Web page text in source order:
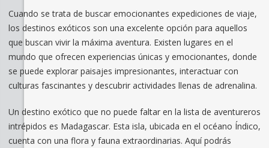
Cuando se trata de buscar emocionantes expediciones de viaje,
los destinos exóticos son una excelente opción para aquellos
que buscan vivir la máxima aventura. Existen lugares en el
mundo que ofrecen experiencias únicas y emocionantes, donde
se puede explorar paisajes impresionantes, interactuar con
culturas fascinantes y descubrir actividades llenas de adrenalina.
Un destino exótico que no puede faltar en la lista de aventureros
intrépidos es Madagascar. Esta isla, ubicada en el océano Índico,
cuenta con una flora y fauna extraordinarias. Aquí podrás